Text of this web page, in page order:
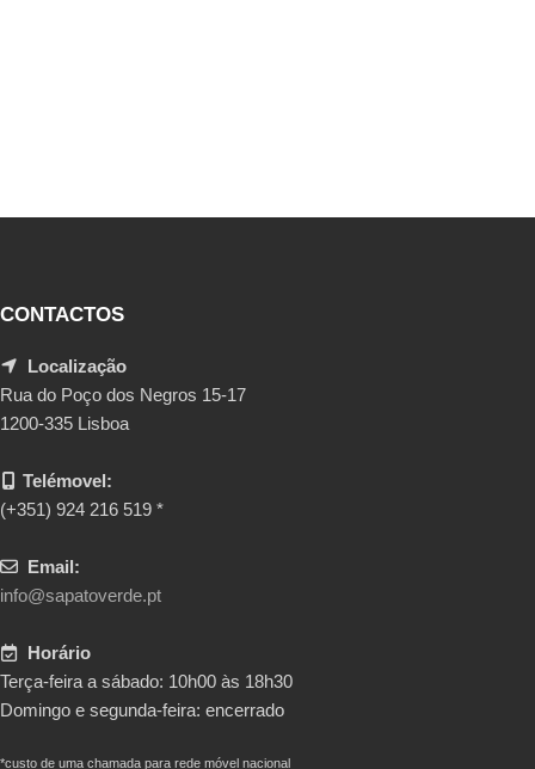
CONTACTOS
Localização
Rua do Poço dos Negros 15-17
1200-335 Lisboa
Telémovel:
(+351) 924 216 519 *
Email:
info@sapatoverde.pt
Horário
Terça-feira a sábado: 10h00 às 18h30
Domingo e segunda-feira: encerrado
*custo de uma chamada para rede móvel nacional